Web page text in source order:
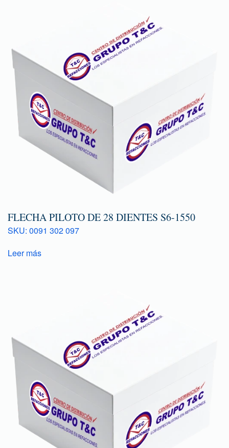
FLECHA PILOTO DE 28 DIENTES S6-1550
SKU: 0091 302 097
Leer más